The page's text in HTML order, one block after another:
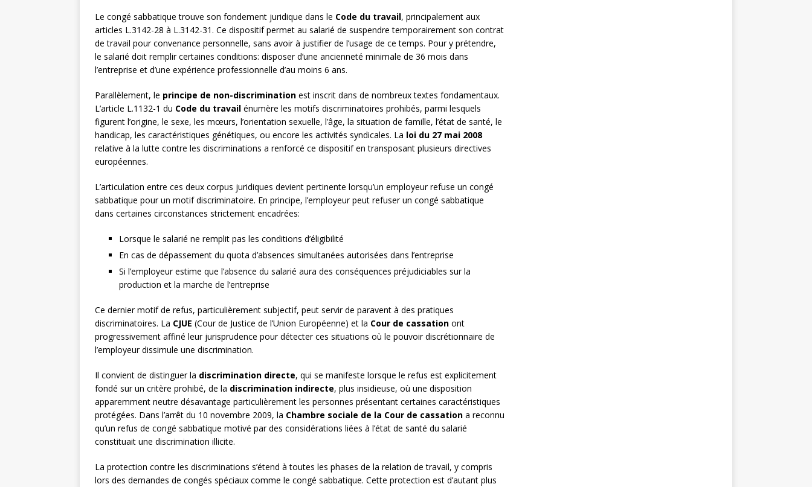
Le congé sabbatique trouve son fondement juridique dans le Code du travail, principalement aux
articles L.3142-28 à L.3142-31. Ce dispositif permet au salarié de suspendre temporairement son contrat
de travail pour convenance personnelle, sans avoir à justifier de l’usage de ce temps. Pour y prétendre,
le salarié doit remplir certaines conditions: disposer d’une ancienneté minimale de 36 mois dans
l’entreprise et d’une expérience professionnelle d’au moins 6 ans.
Parallèlement, le principe de non-discrimination est inscrit dans de nombreux textes fondamentaux.
L’article L.1132-1 du Code du travail énumère les motifs discriminatoires prohibés, parmi lesquels
figurent l’origine, le sexe, les mœurs, l’orientation sexuelle, l’âge, la situation de famille, l’état de santé, le
handicap, les caractéristiques génétiques, ou encore les activités syndicales. La loi du 27 mai 2008
relative à la lutte contre les discriminations a renforcé ce dispositif en transposant plusieurs directives
européennes.
L’articulation entre ces deux corpus juridiques devient pertinente lorsqu’un employeur refuse un congé
sabbatique pour un motif discriminatoire. En principe, l’employeur peut refuser un congé sabbatique
dans certaines circonstances strictement encadrées:
Lorsque le salarié ne remplit pas les conditions d’éligibilité
En cas de dépassement du quota d’absences simultanées autorisées dans l’entreprise
Si l’employeur estime que l’absence du salarié aura des conséquences préjudiciables sur la
production et la marche de l’entreprise
Ce dernier motif de refus, particulièrement subjectif, peut servir de paravent à des pratiques
discriminatoires. La CJUE (Cour de Justice de l’Union Européenne) et la Cour de cassation ont
progressivement affiné leur jurisprudence pour détecter ces situations où le pouvoir discrétionnaire de
l’employeur dissimule une discrimination.
Il convient de distinguer la discrimination directe, qui se manifeste lorsque le refus est explicitement
fondé sur un critère prohibé, de la discrimination indirecte, plus insidieuse, où une disposition
apparemment neutre désavantage particulièrement les personnes présentant certaines caractéristiques
protégées. Dans l’arrêt du 10 novembre 2009, la Chambre sociale de la Cour de cassation a reconnu
qu’un refus de congé sabbatique motivé par des considérations liées à l’état de santé du salarié
constituait une discrimination illicite.
La protection contre les discriminations s’étend à toutes les phases de la relation de travail, y compris
lors des demandes de congés spéciaux comme le congé sabbatique. Cette protection est d’autant plus